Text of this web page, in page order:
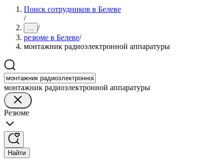
Поиск сотрудников в Белеве
/
... /
резюме в Белеве/
монтажник радиоэлектронной аппаратуры
монтажник радиоэлектронной аппаратуры
Резюме
Найти